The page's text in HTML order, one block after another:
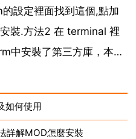
設定裡面找到這個,點加
裝.方法2 在 terminal 裡
中安裝了第三方庫，本地
小雞 在jen...
如何使用
詳解MOD怎麼安裝